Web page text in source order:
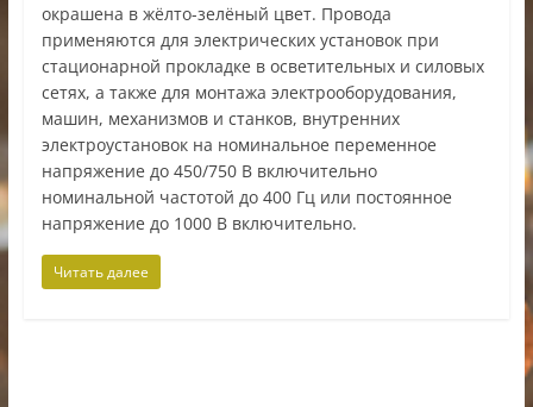
окрашена в жёлто-зелёный цвет. Провода
применяются для электрических установок при
стационарной прокладке в осветительных и силовых
сетях, а также для монтажа электрооборудования,
машин, механизмов и станков, внутренних
электроустановок на номинальное переменное
напряжение до 450/750 В включительно
номинальной частотой до 400 Гц или постоянное
напряжение до 1000 В включительно.
Читать далее